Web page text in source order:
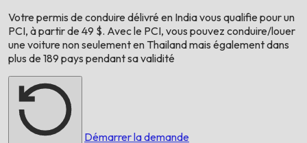
Votre permis de conduire délivré en Indiavous qualifie pour un
PCI, à partir de 49 $. Avec le PCI, vous pouvez conduire/louer
une voiture non seulement en Thailandmais également dans
plus de 189 pays pendant sa validité
Démarrer la demande